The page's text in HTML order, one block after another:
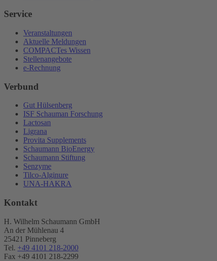
Service
Veranstaltungen
Aktuelle Meldungen
COMPACTes Wissen
Stellenangebote
e-Rechnung
Verbund
Gut Hülsenberg
ISF Schauman Forschung
Lactosan
Ligrana
Provita Supplements
Schaumann BioEnergy
Schaumann Stiftung
Senzyme
Tilco-Alginure
UNA-HAKRA
Kontakt
H. Wilhelm Schaumann GmbH
An der Mühlenau 4
25421 Pinneberg
Tel. +49 4101 218-2000
Fax +49 4101 218​-2299